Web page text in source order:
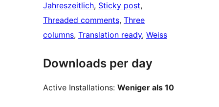
Jahreszeitlich, Sticky post
Threaded comments, Three
columns, Translation ready, Weiss
Downloads per day
Active Installations: Weniger als 10